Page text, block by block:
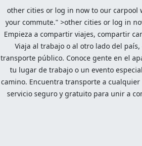
other cities or log in now to our carpool
your commute." >other cities or log in
Empieza a compartir viajes, compartir
Viaja al trabajo o al otro lado del
transporte público. Conoce gente en el
tu lugar de trabajo o un evento
camino. Encuentra transporte a
servicio seguro y gratuito para unir a